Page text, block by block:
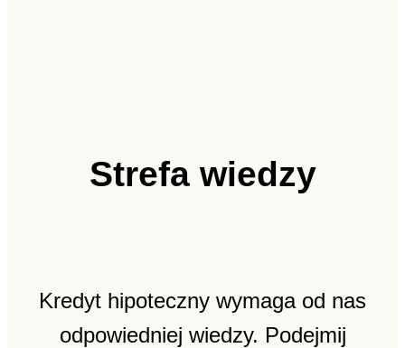
Strefa wiedzy
Kredyt hipoteczny wymaga od nas
odpowiedniej wiedzy. Podejmij